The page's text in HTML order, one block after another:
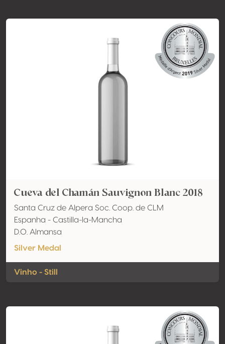
Cueva del Chamán Sauvignon Blanc 2018
Santa Cruz de Alpera Soc. Coop. de CLM
Espanha - Castilla-la-Mancha
D.O. Almansa
Silver Medal
Vinho - Still